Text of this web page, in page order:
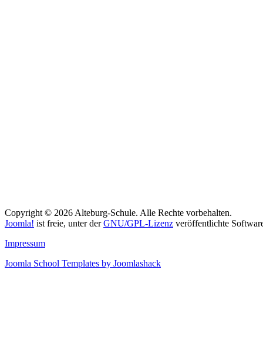
Copyright © 2026 Alteburg-Schule. Alle Rechte vorbehalten.
Joomla! ist freie, unter derGNU/GPL-Lizenz veröffentlichte
Impressum
Joomla School Templates by Joomlashack